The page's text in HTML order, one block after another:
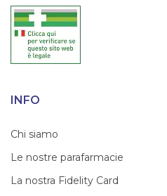
INFO
Chi siamo
Le nostre parafarmacie
La nostra Fidelity Card